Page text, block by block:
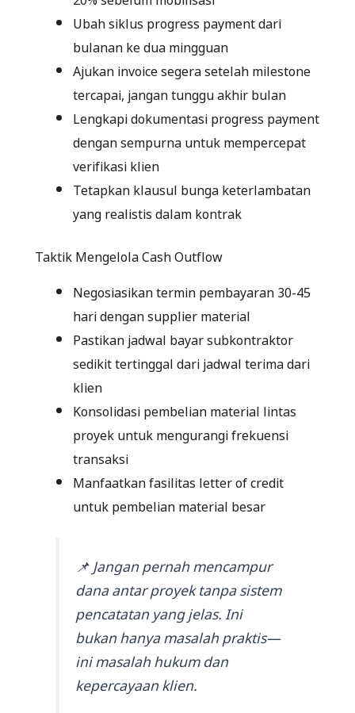
Ubah siklus progress payment dari
bulanan ke dua mingguan
Ajukan invoice segera setelah milestone
tercapai, jangan tunggu akhir bulan
Lengkapi dokumentasi progress payment
dengan sempurna untuk mempercepat
verifikasi klien
Tetapkan klausul bunga keterlambatan
yang realistis dalam kontrak
Taktik Mengelola Cash Outflow
Negosiasikan termin pembayaran 30-45
hari dengan supplier material
Pastikan jadwal bayar subkontraktor
sedikit tertinggal dari jadwal terima dari
klien
Konsolidasi pembelian material lintas
proyek untuk mengurangi frekuensi
transaksi
Manfaatkan fasilitas letter of credit
untuk pembelian material besar
📌 Jangan pernah mencampur
dana antar proyek tanpa sistem
pencatatan yang jelas. Ini
bukan hanya masalah praktis—
ini masalah hukum dan
kepercayaan klien.